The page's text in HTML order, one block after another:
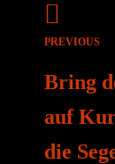
PREVIOUS
Bring
auf
die